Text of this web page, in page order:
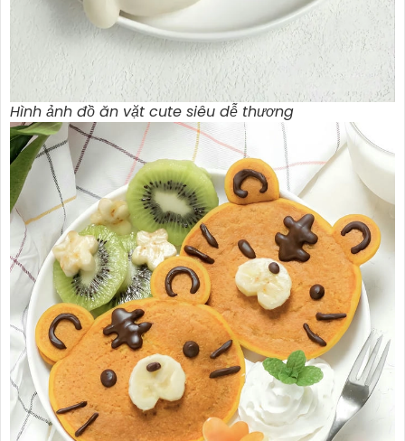
Hình ảnh đồ ăn vặt cute siêu dễ thương